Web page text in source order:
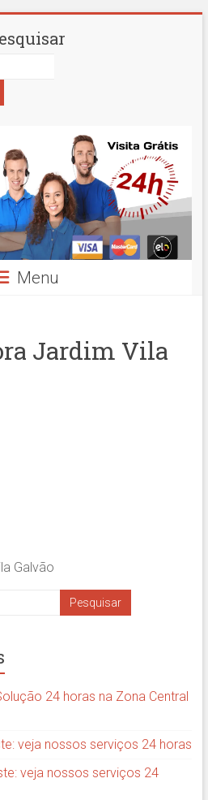
Menu
Jardim Vila
Galvão
24 horas na Zona Central
veja nossos serviços 24 horas
veja nossos serviços 24